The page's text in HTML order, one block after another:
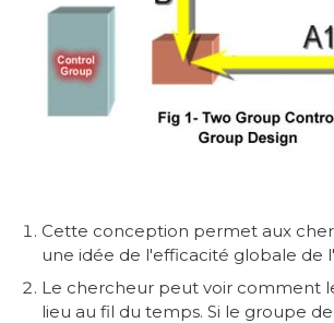
Cette conception permet aux
une idée de l'efficacité globale de
Le chercheur peut voir comment
lieu au fil du temps. Si le groupe